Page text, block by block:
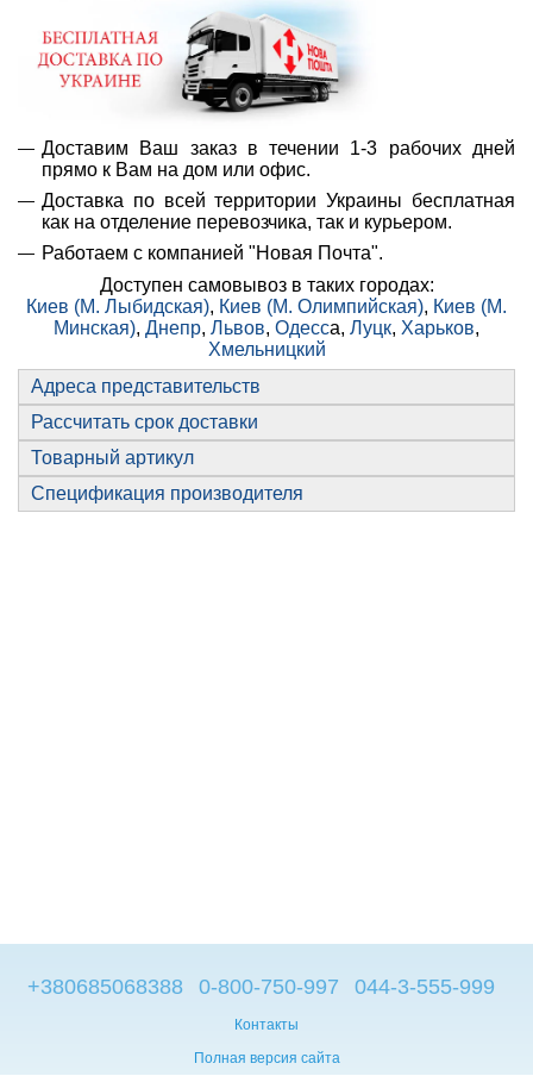
Доставим Ваш заказ в течении 1-3 рабочих дней
прямо к Вам на дом или офис.
Доставка по всей территории Украины бесплатная
как на отделение перевозчика, так и курьером.
Работаем с компанией "Новая Почта".
Доступен самовывоз в таких городах:
Киев (М. Лыбидская), Киев (М. Олимпийская), Киев (М.
Минская), Днепр, Львов, Одесса, Луцк, Харьков,
Хмельницкий
Адреса представительств
Рассчитать срок доставки
Товарный артикул
Спецификация производителя
+380685068388 0-800-750-997 044-3-555-999
Контакты
Полная версия сайта